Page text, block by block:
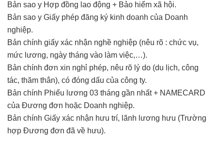
Bản sao y Hợp đồng lao động + Bảo hiểm xã hội.
Bản sao y Giấy phép đăng ký kinh doanh của Doanh
nghiệp.
Bản chính giấy xác nhận nghề nghiệp (nêu rõ : chức vụ,
mức lương, ngày tháng vào làm việc,…).
Bản chính đơn xin nghỉ phép, nêu rõ lý do (du lịch, công
tác, thăm thân), có đóng dấu của công ty.
Bản chính Phiếu lương 03 tháng gần nhất + NAMECARD
của Đương đơn hoặc Doanh nghiệp.
Bản chính Giấy xác nhận hưu trí, lãnh lương hưu (Trường
hợp Đương đơn đã về hưu).